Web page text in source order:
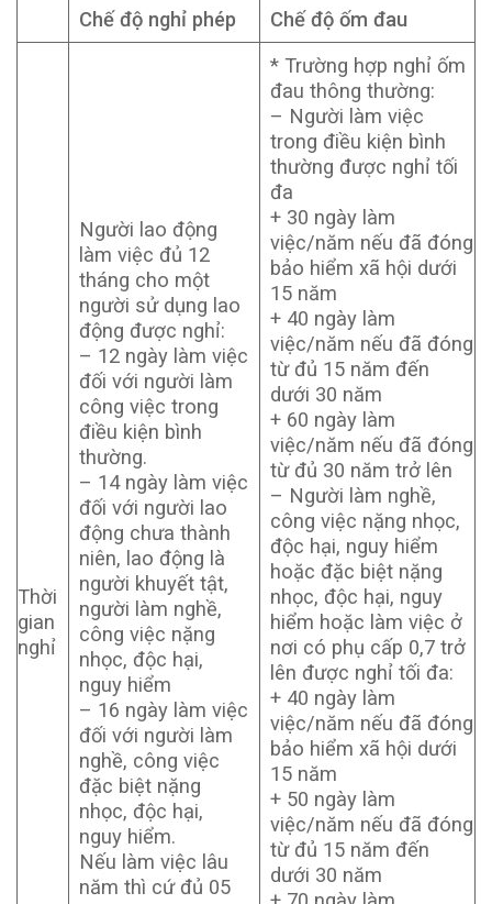
Chế độ nghỉ phép Chế độ ốm đau
Thời
gian
nghỉ
Người lao động
làm việc đủ 12
tháng cho một
người sử dụng lao
động được nghỉ:
– 12 ngày làm việc
đối với người làm
công việc trong
điều kiện bình
thường.
– 14 ngày làm việc
đối với người lao
động chưa thành
niên, lao động là
người khuyết tật,
người làm nghề,
công việc nặng
nhọc, độc hại,
nguy hiểm
– 16 ngày làm việc
đối với người làm
nghề, công việc
đặc biệt nặng
nhọc, độc hại,
nguy hiểm.
Nếu làm việc lâu
năm thì cứ đủ 05
* Trường hợp nghỉ ốm
đau thông thường:
– Người làm việc
trong điều kiện bình
thường được nghỉ tối
đa
+ 30 ngày làm
việc/năm nếu đã đóng
bảo hiểm xã hội dưới
15 năm
+ 40 ngày làm
việc/năm nếu đã đóng
từ đủ 15 năm đến
dưới 30 năm
+ 60 ngày làm
việc/năm nếu đã đóng
từ đủ 30 năm trở lên
– Người làm nghề,
công việc nặng nhọc,
độc hại, nguy hiểm
hoặc đặc biệt nặng
nhọc, độc hại, nguy
hiểm hoặc làm việc ở
nơi có phụ cấp 0,7 trở
lên được nghỉ tối đa:
+ 40 ngày làm
việc/năm nếu đã đóng
bảo hiểm xã hội dưới
15 năm
+ 50 ngày làm
việc/năm nếu đã đóng
từ đủ 15 năm đến
dưới 30 năm